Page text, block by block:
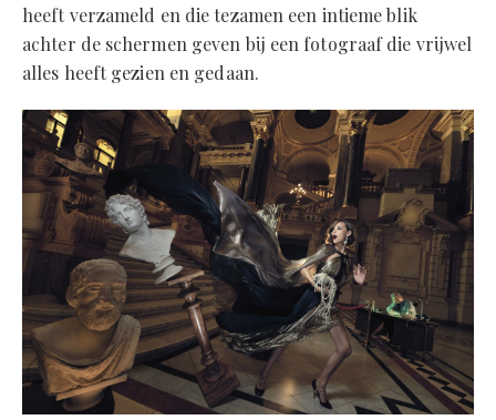
heeft verzameld en die tezamen een intieme blik
achter de schermen geven bij een fotograaf die vrijwel
alles heeft gezien en gedaan.